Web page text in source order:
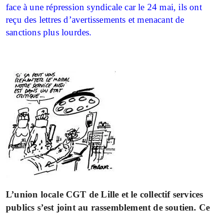
face à une répression syndicale car le 24 mai, ils ont
reçu des lettres d’avertissements et menacant de
sanctions plus lourdes.
L’union locale CGT de Lille et le collectif services
publics s’est joint au rassemblement de soutien. Ce